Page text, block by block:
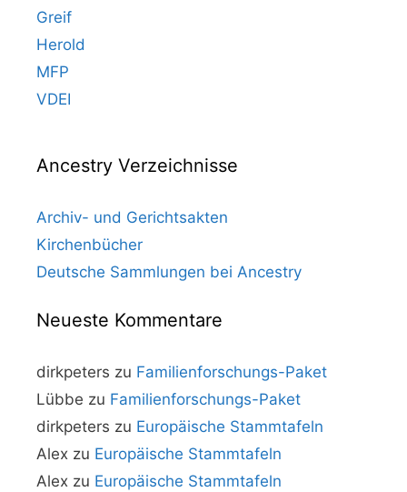
Greif
Herold
MFP
VDEI
Ancestry Verzeichnisse
Archiv- und Gerichtsakten
Kirchenbücher
Deutsche Sammlungen bei Ancestry
Neueste Kommentare
dirkpeters zu Familienforschungs-Paket
Lübbe zu Familienforschungs-Paket
dirkpeters zu Europäische Stammtafeln
Alex zu Europäische Stammtafeln
Alex zu Europäische Stammtafeln